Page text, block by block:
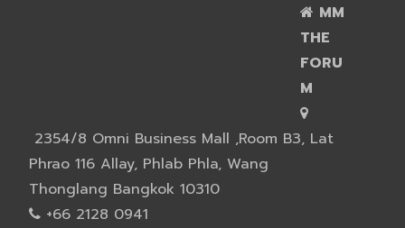
MM
THE
FORU
M
2354/8 Omni Business Mall ,Room B3, Lat
Phrao 116 Allay, Phlab Phla, Wang
Thonglang Bangkok 10310
+66 2128 0941